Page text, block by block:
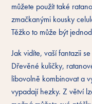
můžete použít také
zmačkanými kousky
Těžko to může být
Jak vidíte, vaší fantazii
Dřevěné kuličky,
libovolně kombinovat a
vypadají hezky. Z větví